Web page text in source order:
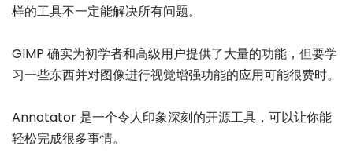
样的工具不一定能解决所有问题。
GIMP 确实为初学者和高级用户提供了大量的功能，但要学
习一些东西并对图像进行视觉增强功能的应用可能很费时。
Annotator 是一个令人印象深刻的开源工具，可以让你能
轻松完成很多事情。